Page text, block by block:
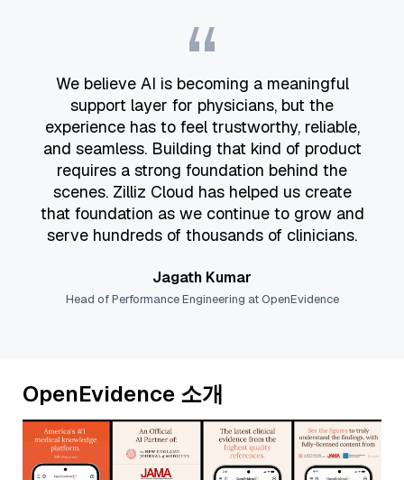
“
We believe AI is becoming a meaningful
support layer for physicians, but the
experience has to feel trustworthy, reliable,
and seamless. Building that kind of product
requires a strong foundation behind the
scenes. Zilliz Cloud has helped us create
that foundation as we continue to grow and
serve hundreds of thousands of clinicians.
Jagath Kumar
Head of Performance Engineering at OpenEvidence
OpenEvidence 소개